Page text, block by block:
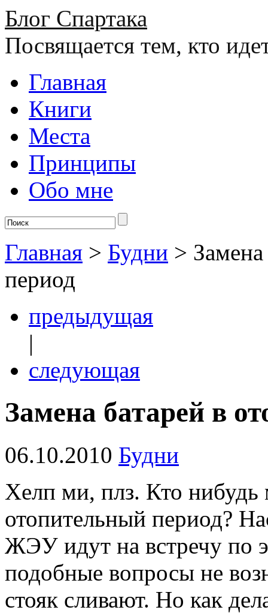
Блог Спартака
Посвящается тем, кто
Главная
Книги
Места
Принципы
Обо мне
Главная > Будни >
период
предыдущая
|
следующая
Замена батарей в
06.10.2010 Будни
Хелп ми, плз. Кто нибудь
отопительный период?
ЖЭУ идут на встречу по
подобные вопросы не
стояк сливают. Но как